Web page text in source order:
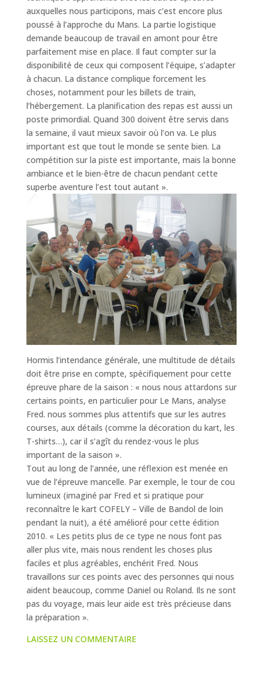
auxquelles nous participons, mais c’est encore plus
poussé à l’approche du Mans. La partie logistique
demande beaucoup de travail en amont pour être
parfaitement mise en place. Il faut compter sur la
disponibilité de ceux qui composent l’équipe, s’adapter
à chacun. La distance complique forcement les
choses, notamment pour les billets de train,
l’hébergement. La planification des repas est aussi un
poste primordial. Quand 300 doivent être servis dans
la semaine, il vaut mieux savoir où l’on va. Le plus
important est que tout le monde se sente bien. La
compétition sur la piste est importante, mais la bonne
ambiance et le bien-être de chacun pendant cette
superbe aventure l’est tout autant ».
Hormis l’intendance générale, une multitude de détails
doit être prise en compte, spécifiquement pour cette
épreuve phare de la saison : « nous nous attardons sur
certains points, en particulier pour Le Mans, analyse
Fred. nous sommes plus attentifs que sur les autres
courses, aux détails (comme la décoration du kart, les
T-shirts…), car il s’agît du rendez-vous le plus
important de la saison ».
Tout au long de l’année, une réflexion est menée en
vue de l’épreuve mancelle. Par exemple, le tour de cou
lumineux (imaginé par Fred et si pratique pour
reconnaître le kart COFELY – Ville de Bandol de loin
pendant la nuit), a été amélioré pour cette édition
2010. « Les petits plus de ce type ne nous font pas
aller plus vite, mais nous rendent les choses plus
faciles et plus agréables, enchérit Fred. Nous
travaillons sur ces points avec des personnes qui nous
aident beaucoup, comme Daniel ou Roland. Ils ne sont
pas du voyage, mais leur aide est très précieuse dans
la préparation ».
LAISSEZ UN COMMENTAIRE